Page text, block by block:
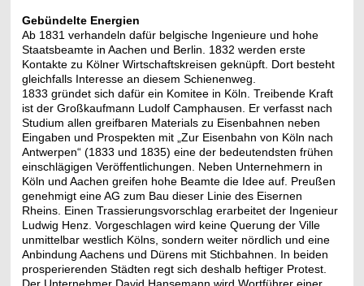
Gebündelte Energien
Ab 1831 verhandeln dafür belgische Ingenieure und hohe
Staatsbeamte in Aachen und Berlin. 1832 werden erste
Kontakte zu Kölner Wirtschaftskreisen geknüpft. Dort besteht
gleichfalls Interesse an diesem Schienenweg.
1833 gründet sich dafür ein Komitee in Köln. Treibende Kraft
ist der Großkaufmann Ludolf Camphausen. Er verfasst nach
Studium allen greifbaren Materials zu Eisenbahnen neben
Eingaben und Prospekten mit „Zur Eisenbahn von Köln nach
Antwerpen“ (1833 und 1835) eine der bedeutendsten frühen
einschlägigen Veröffentlichungen. Neben Unternehmern in
Köln und Aachen greifen hohe Beamte die Idee auf. Preußen
genehmigt eine AG zum Bau dieser Linie des Eisernen
Rheins. Einen Trassierungsvorschlag erarbeitet der Ingenieur
Ludwig Henz. Vorgeschlagen wird keine Querung der Ville
unmittelbar westlich Kölns, sondern weiter nördlich und eine
Anbindung Aachens und Dürens mit Stichbahnen. In beiden
prosperierenden Städten regt sich deshalb heftiger Protest.
Der Unternehmer David Hansemann wird Wortführer einer